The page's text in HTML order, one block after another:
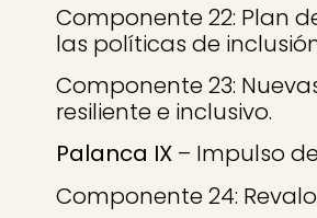
Componente 22: Plan
las políticas de
Componente 23:
resiliente e inclusivo.
Palanca IX– Impulso
Componente 24: